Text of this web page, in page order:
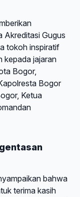
Akreditasi Gugus
tokoh inspiratif
kepada jajaran
Bogor,
Bogor
Ketua
bahwa
terima kasih